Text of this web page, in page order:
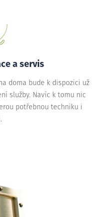
a servis
doma bude k dispozici už
služby. Navíc k tomu nic
potřebnou techniku i